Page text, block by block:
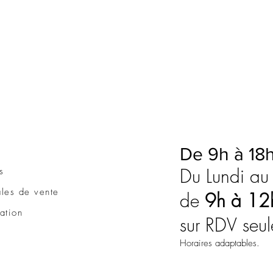
de vente
De 9h à
Du Lundi au
de 9h à
sur RDV
Horaires adaptables.